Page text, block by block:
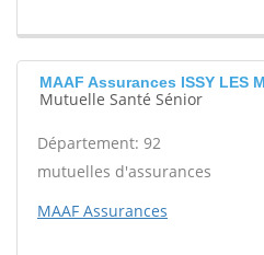
MAAF Assurances ISSY LES
Mutuelle Santé Sénior
Département: 92
mutuelles d'assurances
MAAF Assurances